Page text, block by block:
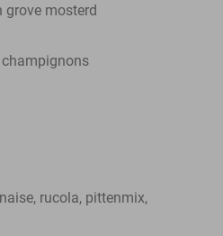
grove mosterd
rucola, pittenmix,